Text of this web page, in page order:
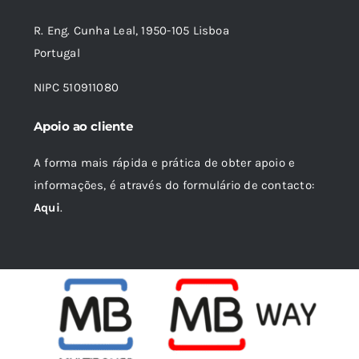
R. Eng. Cunha Leal, 1950-105 Lisboa
Portugal
NIPC 510911080
Apoio ao cliente
A forma mais rápida e prática de obter apoio e
informações, é através do formulário de contacto:
Aqui.